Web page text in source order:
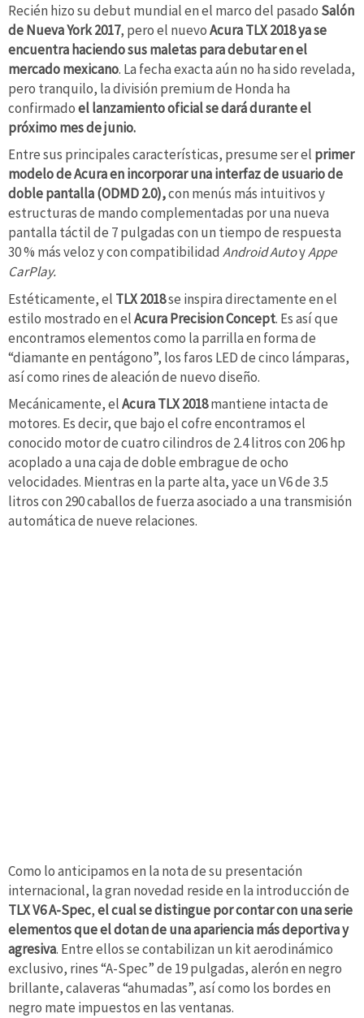
Recién hizo su debut mundial en el marco del pasado Salón
de Nueva York 2017, pero el nuevoAcura TLX 2018ya se
encuentra haciendo sus maletas para debutar en el
mercado mexicano. La fecha exacta aún no ha sido revelada,
pero tranquilo, la división premium de Honda ha
confirmadoel lanzamiento oficial se dará durante el
próximo mes de junio.
Entre sus principales características, presume ser el primer
modelo de Acura en incorporar una interfaz de usuario de
doble pantalla (ODMD 2.0),con menús más intuitivos y
estructuras de mando complementadas por una nueva
pantalla táctil de 7 pulgadas con un tiempo de respuesta
30 % más veloz y con compatibilidad Android AutoyAppe
CarPlay.
Estéticamente, el TLX 2018se inspira directamente en el
estilo mostrado en elAcura Precision Concept. Es así que
encontramos elementos como la parrilla en forma de
“diamante en pentágono”, los faros LED de cinco lámparas,
así como rines de aleación de nuevo diseño.
Mecánicamente, elAcura TLX 2018mantiene intacta de
motores. Es decir, que bajo el cofre encontramos el
conocido motor de cuatro cilindros de 2.4 litros con 206 hp
acoplado a una caja de doble embrague de ocho
velocidades. Mientras en la parte alta, yace un V6 de 3.5
litros con 290 caballos de fuerza asociado a una transmisión
automática de nueve relaciones.
Como lo anticipamos en la nota de su presentación
internacional, la gran novedad reside en la introducción de
TLX V6 A-Spec,el cual se distingue por contar con una serie
elementos que el dotan de una apariencia más deportiva y
agresiva. Entre ellos se contabilizan un kit aerodinámico
exclusivo, rines “A-Spec” de 19 pulgadas, alerón en negro
brillante, calaveras “ahumadas”, así como los bordes en
negro mate impuestos en las ventanas.